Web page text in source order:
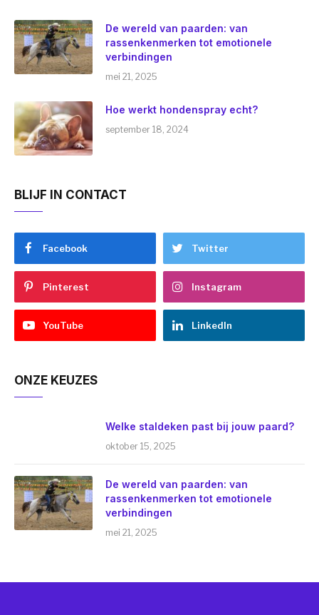
De wereld van paarden: van
rassenkenmerken tot emotionele
verbindingen
mei 21, 2025
Hoe werkt hondenspray echt?
september 18, 2024
BLIJF IN CONTACT
Facebook Twitter
Pinterest Instagram
YouTube LinkedIn
ONZE KEUZES
Welke staldeken past bij jouw paard?
oktober 15, 2025
De wereld van paarden: van
rassenkenmerken tot emotionele
verbindingen
mei 21, 2025